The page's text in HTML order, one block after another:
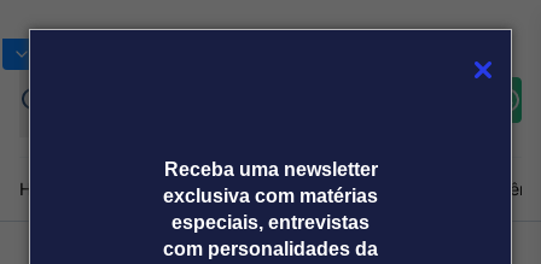
Receba uma newsletter
exclusiva com matérias
especiais, entrevistas
com personalidades da
Home Produtos e soluçõesNotíciasBlogWeekend